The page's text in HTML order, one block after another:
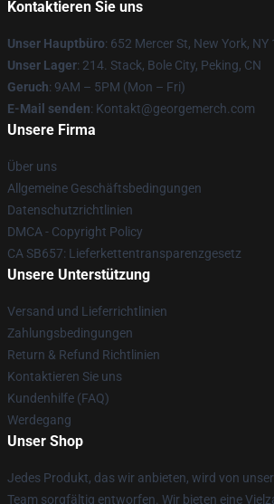
Kontaktieren Sie uns
Unser Hauptbüro: 652 Mercer St, New York, NY
Unser Lager: 214. Stack, Bole City, Peking, CN
Geruch: 9AM – 5PM (Mon – Fri)
E-Mail senden: Kontakt@georgemerch.com
Unsere Firma
Über uns
Allgemeine Geschäftsbedingungen
Datenschutzrichtlinien
DMCA - Copyright Policy
CA SB657: Lieferkettentransparenzgesetz
Unsere Unterstützung
Versand und Lieferrichtlinien
Zahlungsbedingungen
Return & Refund Richtlinien
Kontaktieren Sie uns
Kundenhilfe (FAQ)
Werdegang
Unser Shop
Jedes Produkt, das wir anbieten, wird von
Team sorgfältig entworfen. Wir bieten eine